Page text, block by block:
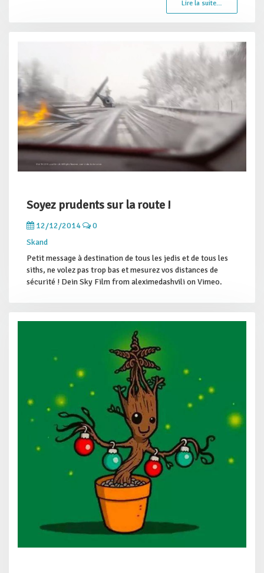
Lire la suite…
Soyez prudents sur la route !
12/12/2014
0
Skand
Petit message à destination de tous les jedis et de tous les
siths, ne volez pas trop bas et mesurez vos distances de
sécurité ! Dein Sky Film from aleximedashvili on Vimeo.